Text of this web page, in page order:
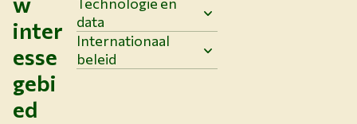
inter
esse
gebi
ed
Technologie en
data
Internationaal
beleid